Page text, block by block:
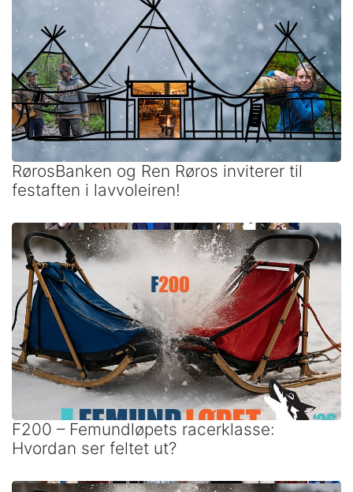
RørosBanken og Ren Røros inviterer til
festaften i lavvoleiren!
F200 – Femundløpets racerklasse:
Hvordan ser feltet ut?